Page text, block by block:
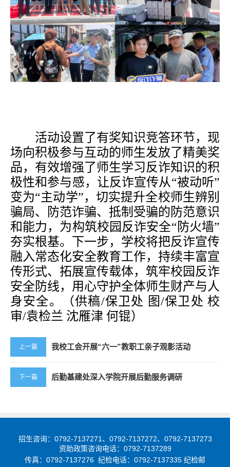
活动设置了有奖知识竞答环节，现
场向积极参与互动的师生发放了精美奖
品，有效增强了师生学习反诈知识的积
极性和参与感，让反诈宣传从“被动听”
变为“主动学”， 切实提升全校师生辨别
骗局、防范诈骗、抵制受骗的防范意识
和能力，为构筑校园反诈安全“防火墙”
夯实根基。下一步，学校将把反诈宣传
融入常态化安全教育工作，持续丰富宣
传形式、拓展宣传载体，筑牢校园反诈
安全防线，用心守护全体师生财产与人
身安全。
（供稿/保卫处 图/保卫处 校
审/袁检兰 沈雁津 何锟）
上一篇 我校工会开展“六一”教职工亲子观影活动
下一篇 后勤基建处深入学院开展后勤服务调研
招生咨询：0792-7137271、0792-7137272、0792-7137273
资助政策咨询电话：0792-7137289
传真：0792-7137276 纪检电话：0792-7137335 纪检邮